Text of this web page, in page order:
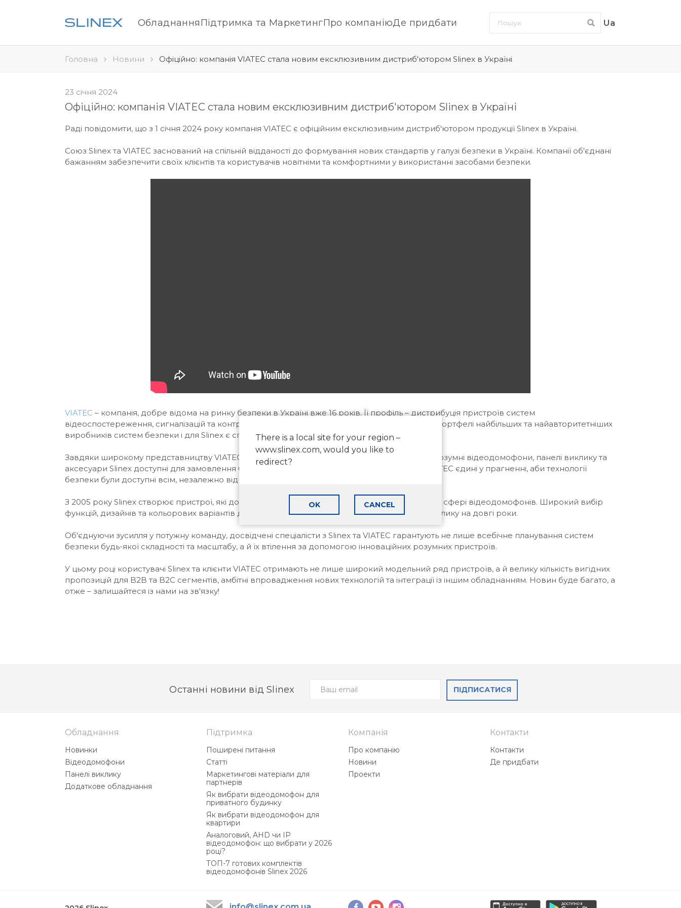
ОбладнанняПідтримка та МаркетингПро компаніюДе придбати Ua
Головна Новини Офіційно: компанія VIATEC стала новим ексклюзивним дистриб'ютором Slinex в Україні
23 січня 2024
Офіційно: компанія VIATEC стала новим ексклюзивним дистриб'ютором Slinex в Україні
Раді повідомити, що з 1 січня 2024 року компанія VIATEC є офіційним ексклюзивним дистриб'ютором продукції Slinex в Україні.
Союз Slinex та VIATEC заснований на спільній відданості до формування нових стандартів у галузі безпеки в Україні. Компанії об'єднані
бажанням забезпечити своїх клієнтів та користувачів новітніми та комфортними у використанні засобами безпеки.
VIATEC – компанія, добре відома на ринку безпеки в Україні вже 16 років. Її профіль – дистрибуція пристроїв систем
відеоспостереження, сигналізацій та контролю доступу. За ці роки VIATEC зібрала у своєму портфелі найбільших та найавторитетніших
виробників систем безпеки і для Slinex є справжньою честю приєднатися до такої компанії.
Завдяки широкому представництву VIATEC у регіонах України, а саме у 8 станом на зараз, розумні відеодомофони, панелі виклику та
аксесуари Slinex доступні для замовлення без необхідності довгого очікування. Slinex та VIATEC єдині у прагненні, аби технології
безпеки були доступні всім, незалежно від місцезнаходження.
З 2005 року Slinex створює пристрої, які допомогли компанії здобути репутацію інноватора у сфері відеодомофонів. Широкий вибір
функцій, дизайнів та кольорових варіантів дозволяє клієнтам обрати домофон та панель виклику на довгі роки.
Об'єднуючи зусилля у потужну команду, досвідчені спеціалісти з Slinex та VIATEC гарантують не лише всебічне планування систем
безпеки будь-якої складності та масштабу, а й їх втілення за допомогою інноваційних розумних пристроїв.
У цьому році користувачі Slinex та клієнти VIATEC отримають не лише широкий модельний ряд пристроїв, а й велику кількість вигідних
пропозицій для B2B та B2C сегментів, амбітні впровадження нових технологій та інтеграції із іншим обладнанням. Новин буде багато, а
отже – залишайтеся із нами на зв'язку!
There is a local site for your region –
www.slinex.com, would you like to
redirect?
OK CANCEL
Останні новини від Slinex ПІДПИСАТИСЯ
Обладнання
Новинки
Відеодомофони
Панелі виклику
Додаткове обладнання
Підтримка
Поширені питання
Статті
Маркетингові матеріали для
партнерів
Як вибрати відеодомофон для
приватного будинку
Як вибрати відеодомофон для
квартири
Аналоговий, AHD чи IP
відеодомофон: що вибрати у 2026
році?
ТОП-7 готових комплектів
відеодомофонів Slinex 2026
Компанія
Про компанію
Новини
Проекти
Контакти
Контакти
Де придбати